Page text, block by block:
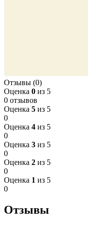
Отзывы (0)
Оценка 0 из 5
0 отзывов
Оценка 5 из 5
0
Оценка 4 из 5
0
Оценка 3 из 5
0
Оценка 2 из 5
0
Оценка 1 из 5
0
Отзывы